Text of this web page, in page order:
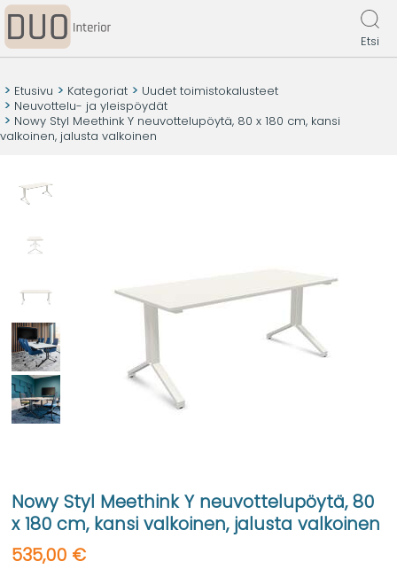
Etsi
Etusivu Kategoriat
Uudet toimistokalusteet
Neuvottelu- ja yleispöydät
Nowy Styl Meethink Y neuvottelupöytä, 80 x 180 cm, kansi
valkoinen, jalusta valkoinen
Nowy Styl Meethink Y neuvottelupöytä, 80
x 180 cm, kansi valkoinen, jalusta valkoinen
535,00 €